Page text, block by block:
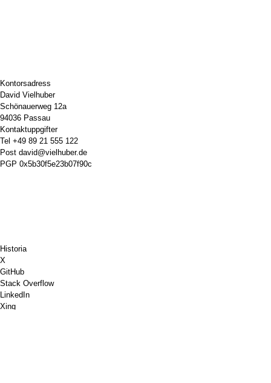
Kontorsadress
David Vielhuber
Schönauerweg 12a
94036 Passau
Kontaktuppgifter
Tel +49 89 21 555 122
Post david@vielhuber.de
PGP 0x5b30f5e23b07f90c
Historia
X
GitHub
Stack Overflow
LinkedIn
Xing